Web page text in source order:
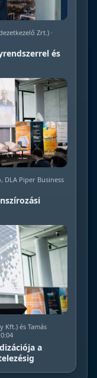
Zrt.) ·
és
DLA Piper Business
Kft.) és Tamás
a